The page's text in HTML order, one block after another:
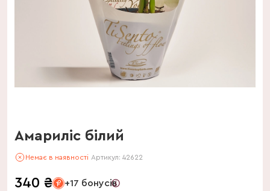
Амариліс білий
Немає в наявності Артикул: 42622
340 ₴ +17 бонусів